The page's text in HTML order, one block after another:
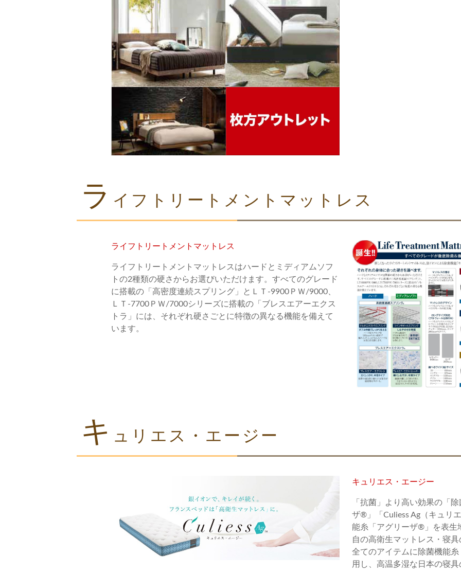
ラ イフトリートメントマットレス
ライフトリートメントマットレス
ライフトリートメントマットレスはハードとミディアムソフ
トの2種類の硬さからお選びいただけます。すべてのグレード
に搭載の「高密度連続スプリング」とＬＴ-9900ＰＷ/9000、
ＬＴ-7700ＰＷ/7000シリーズに搭載の「ブレスエアーエクス
トラ」には、それぞれ硬さごとに特徴の異なる機能を備えて
います。
キ ュリエス・エージー
キュリエス・エージー
「抗菌」より高い効果の「
ザ®」「Culiess Ag（キュリ
能糸「アグリーザ®」を表生
自の高衛生マットレス・寝
全てのアイテムに除菌機能
用し、高温多湿な日本の寝